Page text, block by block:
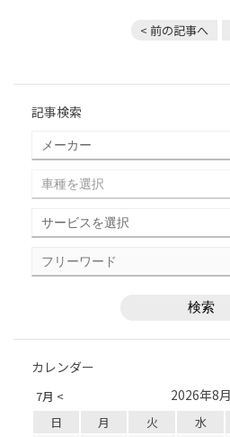
< 前の記事へ
記事検索
カレンダー
7月 < 2026年8月
日 月 火 水